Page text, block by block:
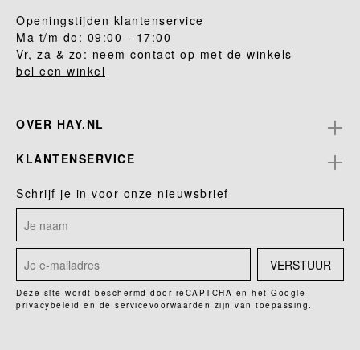
Openingstijden klantenservice
Ma t/m do: 09:00 - 17:00
Vr, za & zo: neem contact op met de winkels
bel een winkel
OVER HAY.NL
KLANTENSERVICE
Schrijf je in voor onze nieuwsbrief
VERSTUUR
Deze site wordt beschermd door reCAPTCHA en het Google
privacybeleid en de servicevoorwaarden zijn van toepassing.